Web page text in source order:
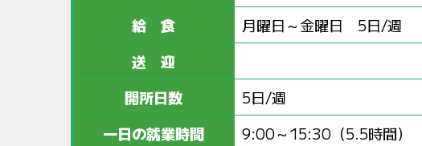
給 食
月曜日～金曜日 5日/週
送 迎
開所日数
5日/週
一日の就業時間
9:00～15:30（5.5時間）